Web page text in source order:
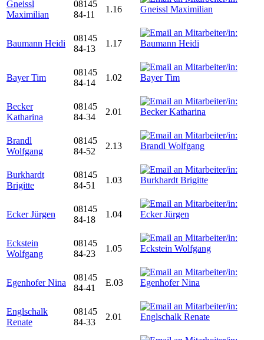
Gneissl
Maximilian
08145
84-11
1.16
Baumann Heidi
08145
84-13
1.17
Bayer Tim
08145
84-14
1.02
Becker
Katharina
08145
84-34
2.01
Brandl
Wolfgang
08145
84-52
2.13
Burkhardt
Brigitte
08145
84-51
1.03
Ecker Jürgen
08145
84-18
1.04
Eckstein
Wolfgang
08145
84-23
1.05
Egenhofer Nina
08145
84-41
E.03
Englschalk
Renate
08145
84-33
2.01